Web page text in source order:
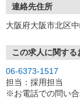
2.お知らせメール
3.オンライン面接
※履歴書不要
※メール通知
kaisei-
fsinfo@kaisei-
メールアドレスよ
連絡先住所
大阪府大阪市北区
この求人に関する
06-6373-1517
担当：採用担当
※お電話での問い合